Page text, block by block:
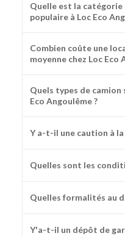
Quelle est la catégorie
populaire à Loc Eco
Combien coûte une
moyenne chez Loc Eco
Quels types de camion
Eco Angoulême ?
Y a-t-il une caution à la
Quelles sont les
Quelles formalités au
Y'a-t-il un dépôt de